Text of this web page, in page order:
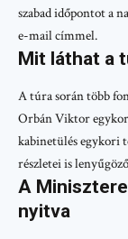
szabad időpontot a
e-mail címmel.
Mit láthat a
A túra során több
Orbán Viktor
kabinetülés egykori
részletei is
A
nyitva